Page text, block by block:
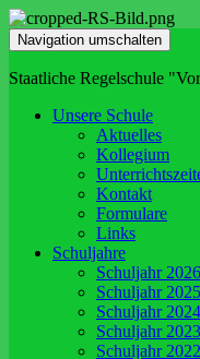
Navigation umschalten
Staatliche Regelschule
Unsere Schule
Aktuelles
Kollegium
Kontakt
Formulare
Links
Schuljahre
Schuljahr
Schuljahr
Schuljahr
Schuljahr
Schuljahr